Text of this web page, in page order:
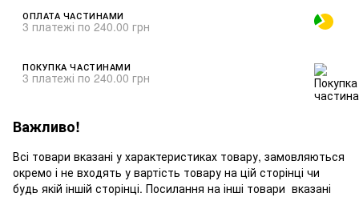
ОПЛАТА ЧАСТИНАМИ
3 платежі по 240.00 грн
ПОКУПКА ЧАСТИНАМИ
3 платежі по 240.00 грн
Важливо!
Всі товари вказані у характеристиках товару, замовляються
окремо і не входять у вартість товару на цій сторінці чи
будь якій іншій сторінці. Посилання на інші товари вказані